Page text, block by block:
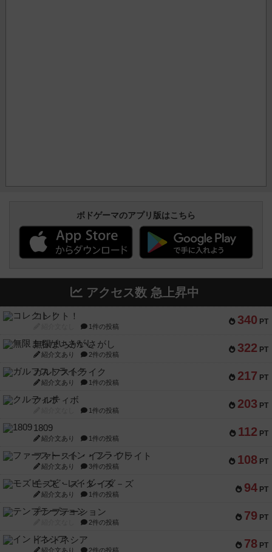
ボドゲーマのアプリ版はこちら
アクセス数 急上昇中
340 PT
コレクト！
1件の投稿
322 PT
無限まちがいさがし
紹介文あり 2件の投稿
217 PT
ガルフストライク
紹介文あり 1件の投稿
203 PT
クルティボ
1件の投稿
112 PT
1809
紹介文あり 1件の投稿
108 PT
ファースト・イン・フライト
紹介文あり 3件の投稿
94 PT
モズビ－ズ・レイダ－ズ
紹介文あり 1件の投稿
79 PT
テンプテーション
2件の投稿
78 PT
インドネシア
紹介文あり 2件の投稿